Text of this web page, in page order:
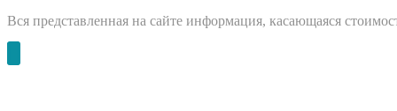
Вся представленная на сайте информация, касающаяся